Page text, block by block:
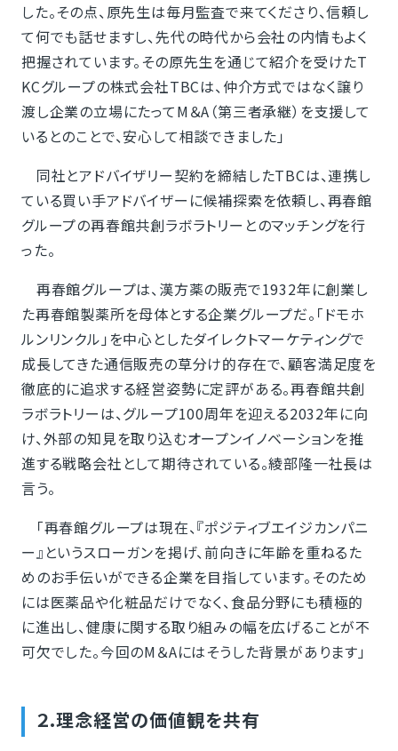
した。その点、原先生は毎月監査で来てくださり、信頼し
て何でも話せますし、先代の時代から会社の内情もよく
把握されています。その原先生を通じて紹介を受けたT
KCグループの株式会社TBCは、仲介方式ではなく譲り
渡し企業の立場にたってM＆A（第三者承継）を支援して
いるとのことで、安心して相談できました」
同社とアドバイザリー契約を締結したTBCは、連携し
ている買い手アドバイザーに候補探索を依頼し、再春館
グループの再春館共創ラボラトリーとのマッチングを行
った。
再春館グループは、漢方薬の販売で1932年に創業し
た再春館製薬所を母体とする企業グループだ。「ドモホ
ルンリンクル」を中心としたダイレクトマーケティングで
成長してきた通信販売の草分け的存在で、顧客満足度を
徹底的に追求する経営姿勢に定評がある。再春館共創
ラボラトリーは、グループ100周年を迎える2032年に向
け、外部の知見を取り込むオープンイノベーションを推
進する戦略会社として期待されている。綾部隆一社長は
言う。
「再春館グループは現在、『ポジティブエイジカンパニ
ー』というスローガンを掲げ、前向きに年齢を重ねるた
めのお手伝いができる企業を目指しています。そのため
には医薬品や化粧品だけでなく、食品分野にも積極的
に進出し、健康に関する取り組みの幅を広げることが不
可欠でした。今回のM＆Aにはそうした背景があります」
２.理念経営の価値観を共有